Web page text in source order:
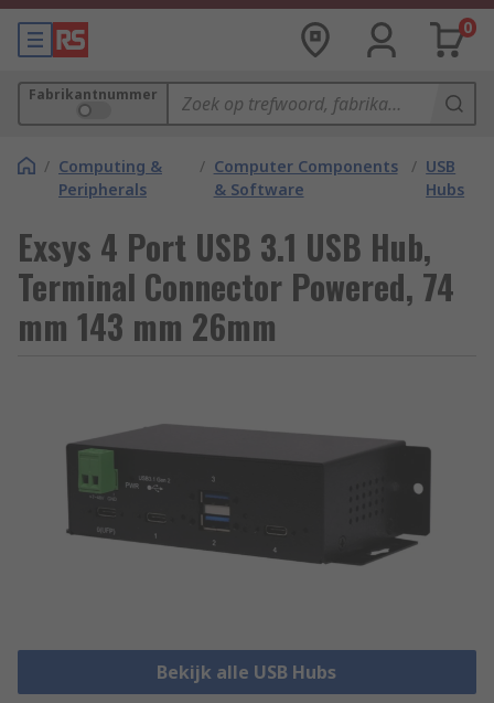
0
Fabrikantnummer
/ Computing &
Peripherals
/ Computer Components
& Software
/ USB
Hubs
Exsys 4 Port USB 3.1 USB Hub,
Terminal Connector Powered, 74
mm 143 mm 26mm
Bekijk alle USB Hubs